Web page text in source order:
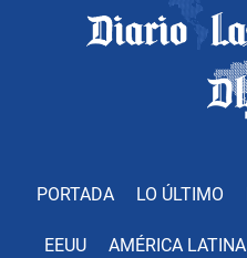
PORTADA LO ÚLTIMO
EEUU AMÉRICA LATINA